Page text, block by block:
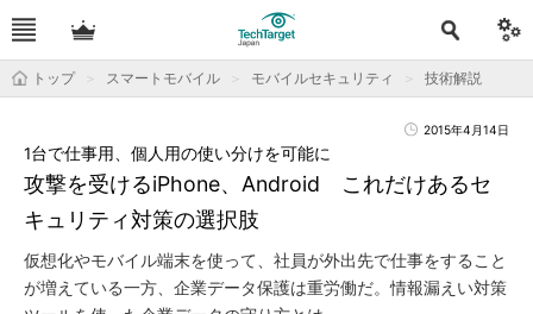
トップ スマートモバイル モバイルセキュリティ 技術解説
2015年4月14日
攻撃を受けるiPhone、Android これだけあるセ
キュリティ対策の選択肢
1台で仕事用、個人用の使い分けを可能に
仮想化やモバイル端末を使って、社員が外出先で仕事をすること
が増えている一方、企業データ保護は重労働だ。情報漏えい対策